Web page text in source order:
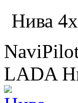
Нива
LADA